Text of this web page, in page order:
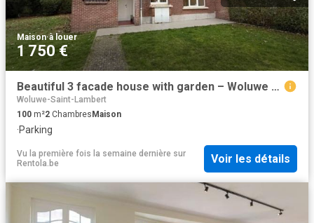
Maison·à louer
1 750 €
Beautiful 3 facade house with garden – Woluwe St Lambert
Woluwe-Saint-Lambert
100 m²2 Chambres Maison
·Parking
Vu la première fois la semaine dernière sur
Rentola.be
Voir les détails